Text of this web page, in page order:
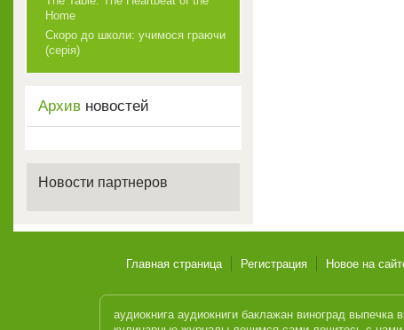
Home
Скоро до школи: учимося граючи
(серія)
Архив новостей
Новости партнеров
Главная страница Регистрация Новое на
аудиокнига аудиокниги баклажан виноград выпечка